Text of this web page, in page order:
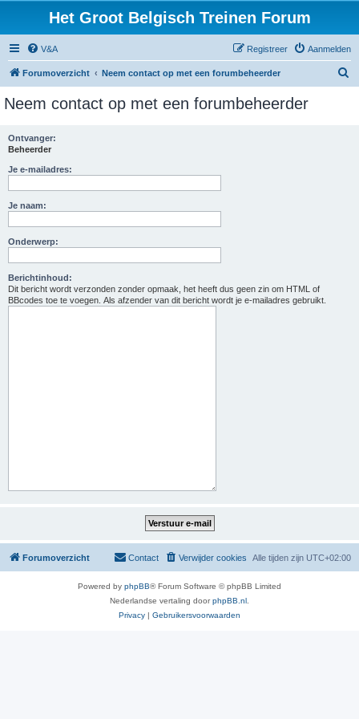
Het Groot Belgisch Treinen Forum
V&A Aanmelden
Registreer
Forumoverzicht Neem contact op met een forumbeheerder
Neem contact op met een forumbeheerder
Ontvanger:
Beheerder
Je e-mailadres:
Je naam:
Onderwerp:
Berichtinhoud:
Dit bericht wordt verzonden zonder opmaak, het heeft dus geen zin om HTML of
BBcodes toe te voegen. Als afzender van dit bericht wordt je e-mailadres gebruikt.
Forumoverzicht Alle tijden zijn UTC+02:00
Verwijder cookies
Contact
Powered by phpBB® Forum Software © phpBB Limited
Nederlandse vertaling doorphpBB.nl
Privacy | Gebruikersvoorwaarden